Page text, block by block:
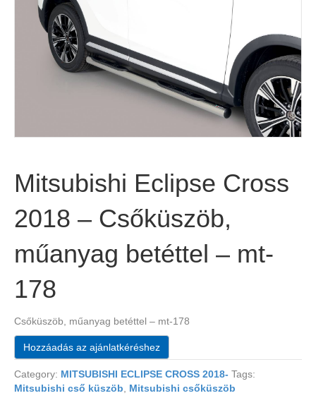
Mitsubishi Eclipse Cross
2018 – Csőküszöb,
műanyag betéttel – mt-
178
Csőküszöb, műanyag betéttel – mt-178
Hozzáadás az ajánlatkéréshez
Category: MITSUBISHI ECLIPSE CROSS 2018- Tags:
Mitsubishi cső küszöb, Mitsubishi csőküszöb